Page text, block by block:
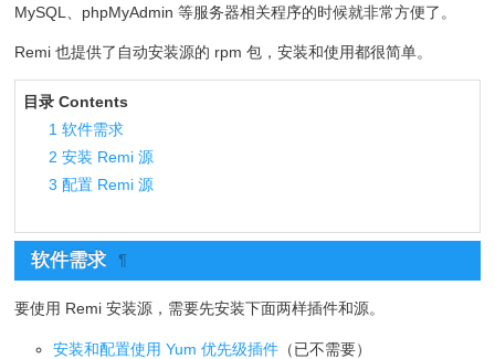
MySQL、phpMyAdmin 等服务器相关程序的时候就非常方便了。
Remi 也提供了自动安装源的 rpm 包，安装和使用都很简单。
目录 Contents
1 软件需求
2 安装 Remi 源
3 配置 Remi 源
软件需求 ¶
要使用 Remi 安装源，需要先安装下面两样插件和源。
安装和配置使用 Yum 优先级插件 （已不需要）